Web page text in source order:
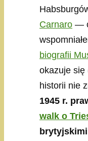
Carnaro —
biografii
okazuje
historii nie
1945 r.
walk o